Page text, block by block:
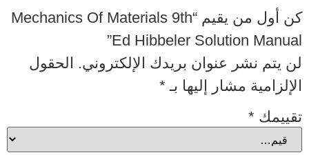
كن أول من يقيم “Mechanics Of Materials 9th
Ed Hibbeler Solution Manual”
لن يتم نشر عنوان بريدك الإلكتروني.
الحقول
الإلزامية مشار إليها بـ *
تقييمك *